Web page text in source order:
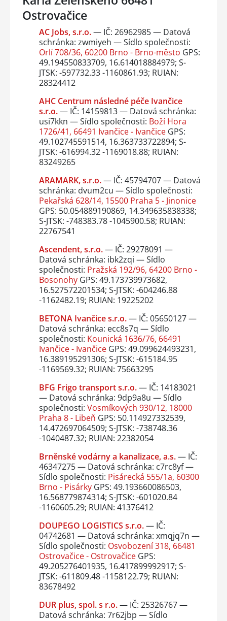
Ostrovačice
AC Jobs, s.r.o.— IČ: 26962985 — Datová
schránka: zwmiyeh — Sídlo společnosti:
Orlí 708/36, 60200 Brno - Brno-město GPS:
49.194550833709, 16.614018884979; S-
JTSK: -597732.33 -1160861.93; RUIAN:
28324412
AHC Centrum následné péče Ivančice
s.r.o.— IČ: 14159813 — Datová schránka:
usi7kkn — Sídlo společnosti: Boží Hora
1726/41, 66491 Ivančice - IvančiceGPS:
49.102745591514, 16.363733722894; S-
JTSK: -616994.32 -1169018.88; RUIAN:
83249265
ARAMARK, s.r.o.— IČ: 45794707 — Datová
schránka: dvum2cu — Sídlo společnosti:
Pekařská 628/14, 15500 Praha 5 - Jinonice
GPS: 50.054889190869, 14.349635838338;
S-JTSK: -748383.78 -1045900.58; RUIAN:
22767541
Ascendent, s.r.o.— IČ: 29278091 —
Datová schránka: ibk2zqi — Sídlo
společnosti: Pražská 192/96, 64200 Brno -
BosonohyGPS: 49.173739973682,
16.527572201534; S-JTSK: -604246.88
-1162482.19; RUIAN: 19225202
BETONA Ivančice s.r.o.— IČ: 05650127 —
Datová schránka: ecc8s7q — Sídlo
společnosti: Kounická 1636/76, 66491
Ivančice - IvančiceGPS: 49.099624493231,
16.389195291306; S-JTSK: -615184.95
-1169569.32; RUIAN: 75663295
BFG Frigo transport s.r.o.— IČ: 14183021
— Datová schránka: 9dp9a8u — Sídlo
společnosti: Vosmíkových 930/12, 18000
Praha 8 - Libeň GPS: 50.114927332539,
14.472697064509; S-JTSK: -738748.36
-1040487.32; RUIAN: 22382054
Brněnské vodárny a kanalizace, a.s.— IČ:
46347275 — Datová schránka: c7rc8yf —
Sídlo společnosti: Pisárecká 555/1a, 60300
Brno - PisárkyGPS: 49.193660086503,
16.568779874314; S-JTSK: -601020.84
-1160605.29; RUIAN: 41376412
DOUPEGO LOGISTICS s.r.o.— IČ:
04742681 — Datová schránka: xmqjq7n —
Sídlo společnosti: Osvobození 318, 66481
Ostrovačice - OstrovačiceGPS:
49.205276401935, 16.417899992917; S-
JTSK: -611809.48 -1158122.79; RUIAN:
83678492
DUR plus, spol. s r.o.— IČ: 25326767 —
Datová schránka: 7r62jbp — Sídlo